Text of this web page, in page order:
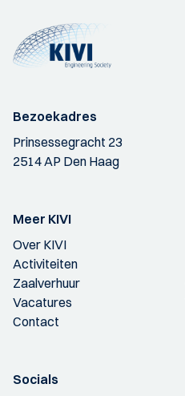
Bezoekadres
Prinsessegracht 23
2514 AP Den Haag
Meer KIVI
Over KIVI
Activiteiten
Zaalverhuur
Vacatures
Contact
Socials